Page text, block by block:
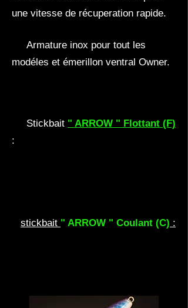
une vitesse de récuperation rapide.
Armature inox pour tout les
modéles et émerillon ventral Owner.
Stickbait " ARROW " Flottant (F)
:
stickbait " ARROW " Coulant (C) :